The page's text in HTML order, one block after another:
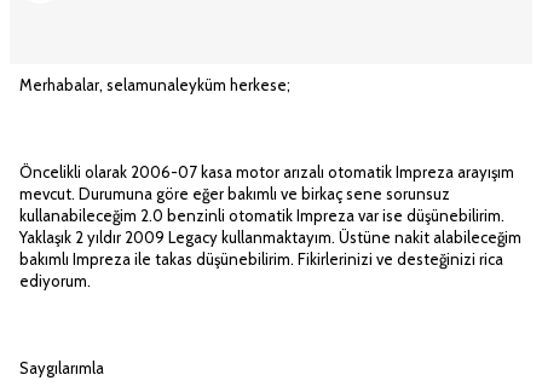
Merhabalar, selamunaleyküm herkese;
Öncelikli olarak 2006-07 kasa motor arızalı otomatik Impreza arayışım
mevcut. Durumuna göre eğer bakımlı ve birkaç sene sorunsuz
kullanabileceğim 2.0 benzinli otomatik Impreza var ise düşünebilirim.
Yaklaşık 2 yıldır 2009 Legacy kullanmaktayım. Üstüne nakit alabileceğim
bakımlı Impreza ile takas düşünebilirim. Fikirlerinizi ve desteğinizi rica
ediyorum.
Saygılarımla